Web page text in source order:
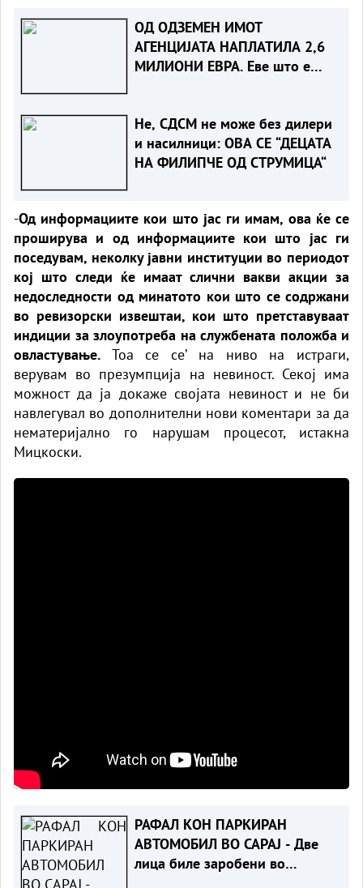
ОД ОДЗЕМЕН ИМОТ
АГЕНЦИЈАТА НАПЛАТИЛА 2,6
МИЛИОНИ ЕВРА. Еве што е
Не, СДСМ не може без дилери
и насилници: ОВА СЕ “ДЕЦАТА
НА ФИЛИПЧЕ ОД СТРУМИЦА“
-Од информациите кои што јас ги имам, ова ќе се
проширува и од информациите кои што јас ги
поседувам, неколку јавни институции во периодот
кој што следи ќе имаат слични вакви акции за
недоследности од минатото кои што се содржани
во ревизорски извештаи, кои што претставуваат
индиции за злоупотреба на службената положба и
овластување. Тоа се се’ на ниво на истраги,
верувам во презумпција на невиност. Секој има
можност да ја докаже својата невиност и не би
навлегувал во дополнителни нови коментари за да
нематеријално го нарушам процесот, истакна
Мицкоски.
РАФАЛ КОН ПАРКИРАН
АВТОМОБИЛ ВО САРАЈ - Две
лица биле заробени во